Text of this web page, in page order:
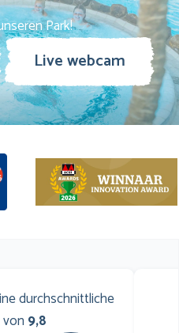
Park!
Live webcam
durchschnittliche
9,8